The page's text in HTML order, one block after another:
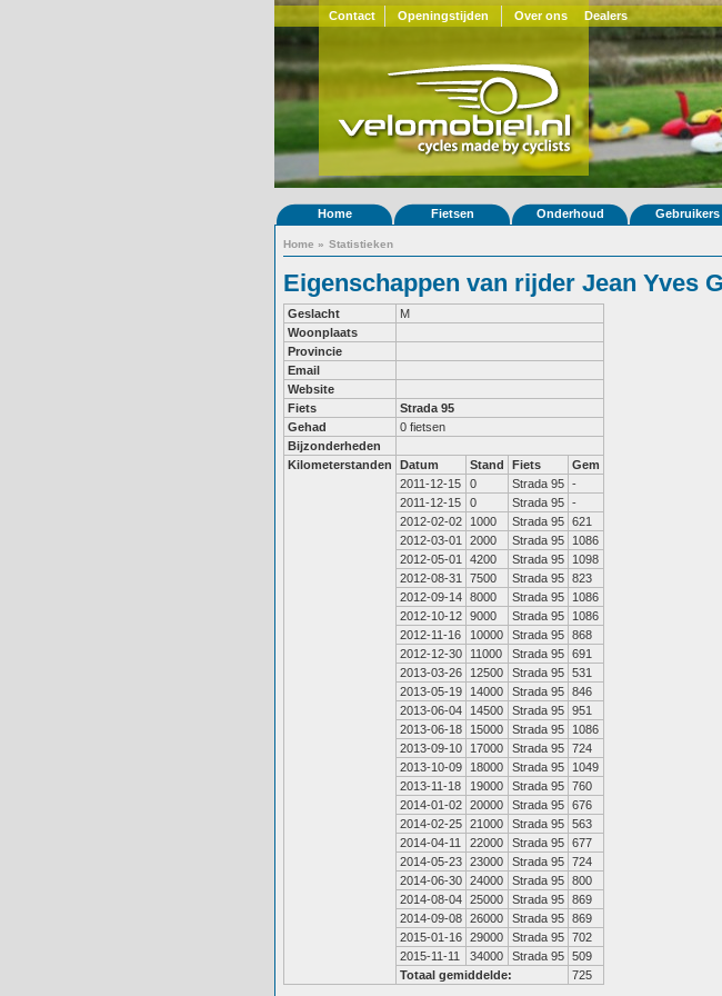
Contact Openingstijden Over ons Dealers
Home Fietsen Onderhoud Gebruikers
Home » Statistieken
Eigenschappen van rijder Jean Yves
Geslacht
M
Woonplaats
Provincie
Email
Website
Fiets
Strada 95
Gehad
0 fietsen
Bijzonderheden
Kilometerstanden
Datum Stand Fiets
Gem
2011-12-15
0 Strada 95 -
2011-12-15
0 Strada 95 -
2012-02-02
1000 Strada 95 621
2012-03-01
2000 Strada 95
1086
2012-05-01
4200 Strada 95
1098
2012-08-31
7500 Strada 95 823
2012-09-14 8000 Strada 95
1086
2012-10-12 9000 Strada 95
1086
2012-11-16
10000 Strada 95 868
2012-12-30
11000 Strada 95 691
2013-03-26
12500 Strada 95 531
2013-05-19
14000 Strada 95 846
2013-06-04
14500 Strada 95 951
2013-06-18
15000 Strada 95
1086
2013-09-10
17000 Strada 95 724
2013-10-09
18000 Strada 95
1049
2013-11-18
19000 Strada 95 760
2014-01-02 20000 Strada 95 676
2014-02-25 21000 Strada 95 563
2014-04-11
22000 Strada 95 677
2014-05-23 23000 Strada 95 724
2014-06-30 24000 Strada 95 800
2014-08-04 25000 Strada 95 869
2014-09-08 26000 Strada 95 869
2015-01-16 29000 Strada 95 702
2015-11-11
34000 Strada 95 509
Totaal gemiddelde:
725